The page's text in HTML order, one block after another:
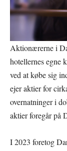
Aktionærerne i
hotellernes egne
ved at købe sig
ejer aktier for
overnatninger i
aktier foregår på
I 2023 foretog